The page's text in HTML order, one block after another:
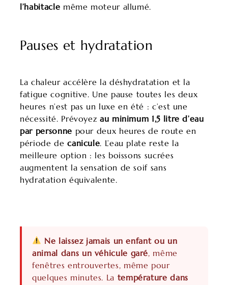
l’habitacle même moteur allumé.
Pauses et hydratation
La chaleur accélère la déshydratation et la
fatigue cognitive. Une pause toutes les deux
heures n’est pas un luxe en été : c’est une
nécessité. Prévoyez au minimum 1,5 litre d’eau
par personne pour deux heures de route en
période decanicule. L’eau plate reste la
meilleure option : les boissons sucrées
augmentent la sensation de soif sans
hydratation équivalente.
Ne laissez jamais un enfant ou un
animal dans un véhicule garé, même
fenêtres entrouvertes, même pour
quelques minutes. La température dans